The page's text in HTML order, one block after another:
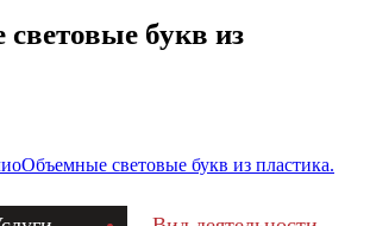
букв из
Объемные световые букв из пластика.